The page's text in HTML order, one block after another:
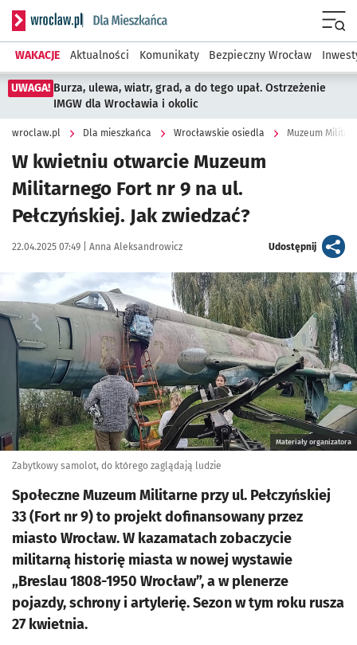
Serwis informacyjny wroclaw.pl podserwis: Dla mieszkańca
WAKACJE Aktualności Komunikaty Bezpieczny Wrocław
UWAGA! Burza, ulewa, wiatr, grad, a do tego upał. Ostrzeżenie
IMGW dla Wrocławia i okolic
wroclaw.pl Dla mieszkańca Wrocławskie osiedla Muzeum
W kwietniu otwarcie Muzeum
Militarnego Fort nr 9 na ul.
Pełczyńskiej. Jak zwiedzać?
Data publikacji:
22.04.2025 07:49 | Autor:
Anna Aleksandrowicz Udostępnijartykuł
Kliknij, aby powiększyć
Materiały organizatora
Zabytkowy samolot, do którego zaglądają ludzie
Społeczne Muzeum Militarne przy ul. Pełczyńskiej
33 (Fort nr 9) to projekt dofinansowany przez
miasto Wrocław. W kazamatach zobaczycie
militarną historię miasta w nowej wystawie
„Breslau 1808-1950 Wrocław”, a w plenerze
pojazdy, schrony i artylerię. Sezon w tym roku rusza
27 kwietnia.